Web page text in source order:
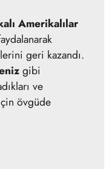
Amerikalılar
geri kazandı.
gibi
ve
övgüde